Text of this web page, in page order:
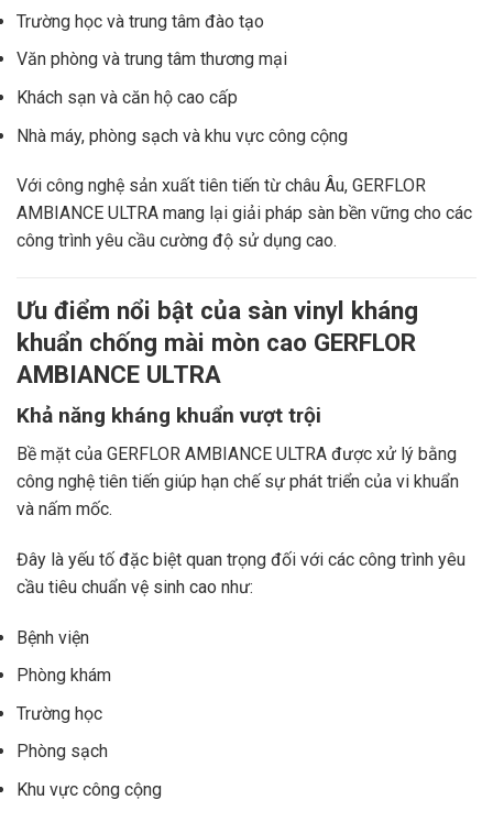
Trường học và trung tâm đào tạo
Văn phòng và trung tâm thương mại
Khách sạn và căn hộ cao cấp
Nhà máy, phòng sạch và khu vực công cộng
Với công nghệ sản xuất tiên tiến từ châu Âu, GERFLOR
AMBIANCE ULTRA mang lại giải pháp sàn bền vững cho các
công trình yêu cầu cường độ sử dụng cao.
Ưu điểm nổi bật của sàn vinyl kháng
khuẩn chống mài mòn cao GERFLOR
AMBIANCE ULTRA
Khả năng kháng khuẩn vượt trội
Bề mặt của GERFLOR AMBIANCE ULTRA được xử lý bằng
công nghệ tiên tiến giúp hạn chế sự phát triển của vi khuẩn
và nấm mốc.
Đây là yếu tố đặc biệt quan trọng đối với các công trình yêu
cầu tiêu chuẩn vệ sinh cao như:
Bệnh viện
Phòng khám
Trường học
Phòng sạch
Khu vực công cộng